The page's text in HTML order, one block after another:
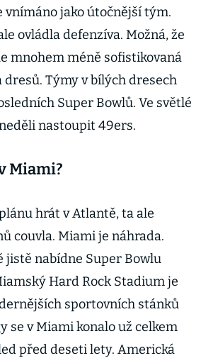
vnímáno jako útočnější tým.
ovládla defenzíva. Možná, že
mnohem méně sofistikovaná
dresů. Týmy v bílých dresech
Super Bowlů. Ve světlé
nastoupit 49ers.
Miami?
hrát v Atlantě, ta ale
couvla. Miami je náhrada.
jistě nabídne Super Bowlu
Hard Rock Stadium je
sportovních stánků
se v Miami konalo už celkem
před deseti lety. Americká